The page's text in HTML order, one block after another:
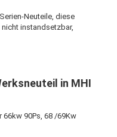
Neuteile, diese
instandsetzbar,
in MHI
66kw 90Ps, 68 /69Kw